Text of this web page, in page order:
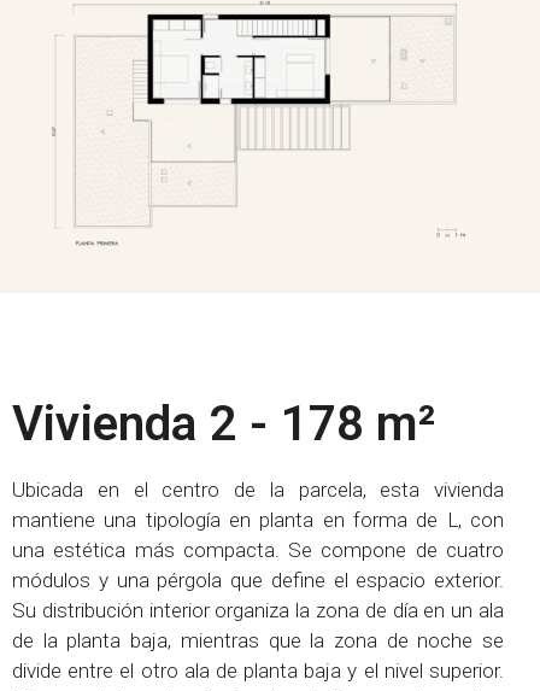
Vivienda 2 - 178 m²
Ubicada en el centro de la parcela, esta vivienda
mantiene una tipología en planta en forma de L, con
una estética más compacta. Se compone de cuatro
módulos y una pérgola que define el espacio exterior.
Su distribución interior organiza la zona de día en un ala
de la planta baja, mientras que la zona de noche se
divide entre el otro ala de planta baja y el nivel superior.